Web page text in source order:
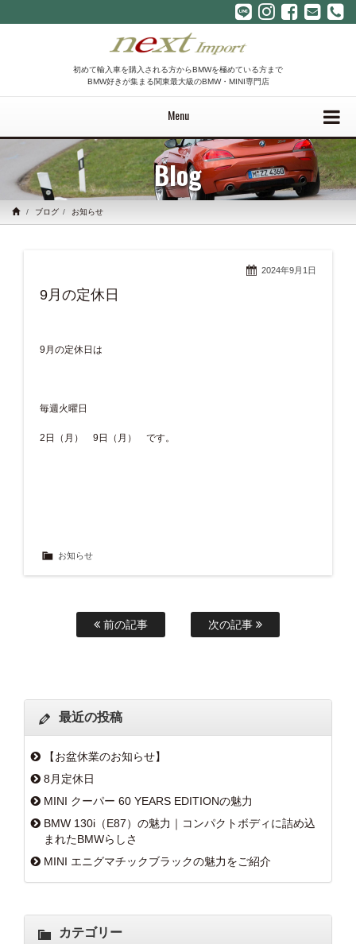
初めて輸入車を購入される方からBMWを極めている方まで
BMW好きが集まる関東最大級のBMW・MINI専門店
Menu
Blog
ブログ お知らせ
2024年9月1日
9月の定休日
9月の定休日は
毎週火曜日
2日（月） 9日（月） です。
お知らせ
前の記事 次の記事
最近の投稿
【お盆休業のお知らせ】
8月定休日
MINI クーパー 60 YEARS EDITIONの魅力
BMW 130i（E87）の魅力｜コンパクトボディに詰め込
まれたBMWらしさ
MINI エニグマチックブラックの魅力をご紹介
カテゴリー